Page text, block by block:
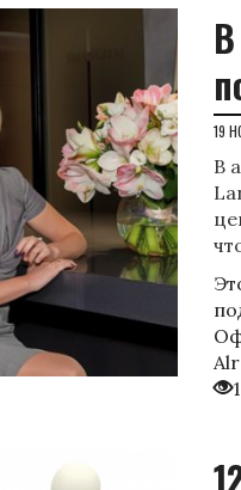
19
В